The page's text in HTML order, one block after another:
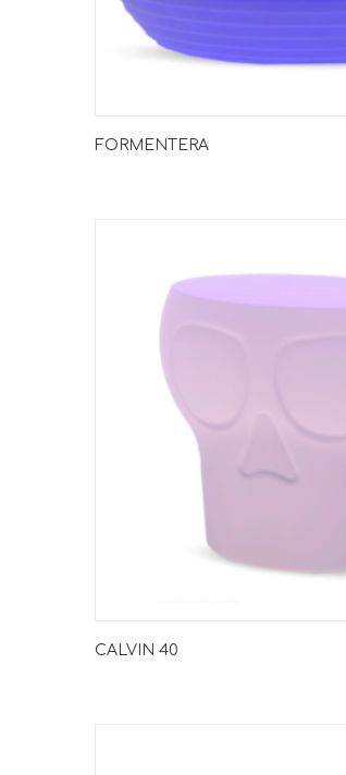
FORMENTERA
CALVIN 40